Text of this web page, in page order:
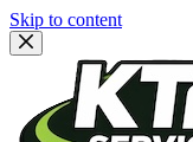
Skip to content